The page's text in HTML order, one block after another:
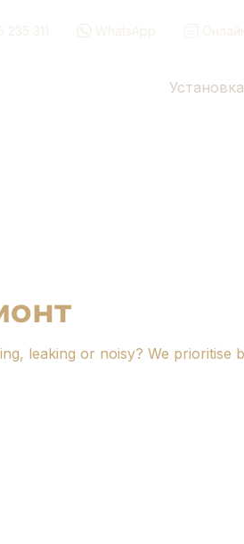
235 311 WhatsApp
Установка
leaking or noisy? We